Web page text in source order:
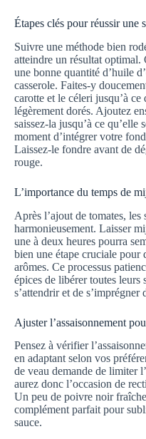
Étapes clés pour réussir une
Suivre une méthode bien
atteindre un résultat optimal.
une bonne quantité d’huile
casserole. Faites-y
carotte et le céleri jusqu’à ce
légèrement dorés. Ajoutez
saissez-la jusqu’à ce qu’elle
moment d’intégrer votre
Laissez-le fondre avant de
rouge.
L’importance du temps de
Après l’ajout de tomates,
harmonieusement. Laisser
une à deux heures pourra
bien une étape cruciale pour
arômes. Ce processus
épices de libérer toutes leurs
s’attendrir et de s’imprégner
Ajuster l’assaisonnement
Pensez à vérifier
en adaptant selon vos
de veau demande de limiter
aurez donc l’occasion de
Un peu de poivre noir
complément parfait pour
sauce.